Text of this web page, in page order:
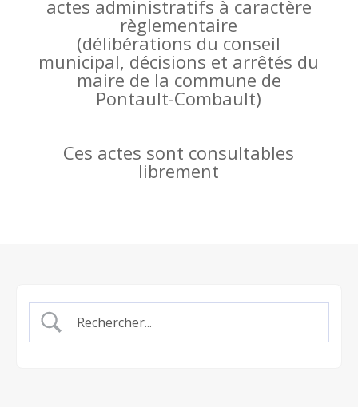
actes administratifs à caractère
règlementaire
(délibérations du conseil
municipal, décisions et arrêtés du
maire de la commune de
Pontault-Combault)
Ces actes sont consultables
librement